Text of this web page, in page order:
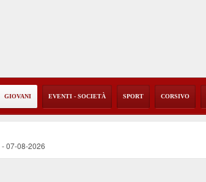
GIOVANI EVENTI - SOCIETÀ SPORT CORSIVO
-07-08-2026